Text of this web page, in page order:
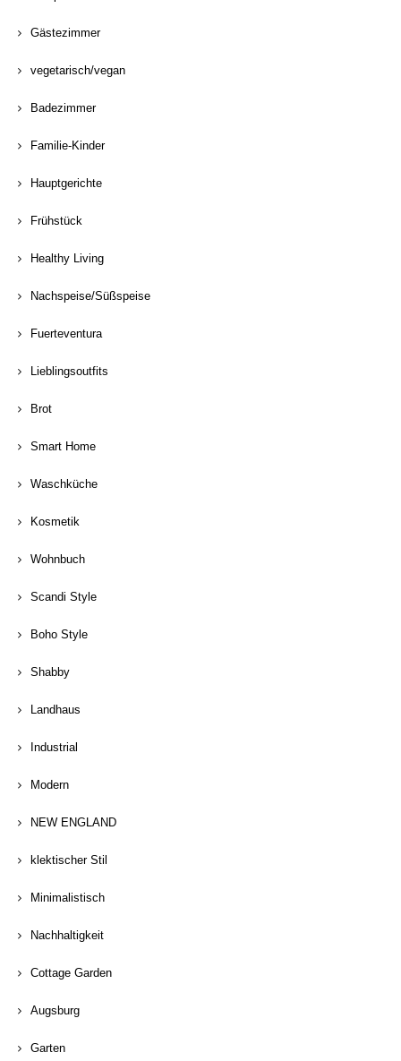
Gästezimmer
vegetarisch/vegan
Badezimmer
Familie-Kinder
Hauptgerichte
Frühstück
Healthy Living
Nachspeise/Süßspeise
Fuerteventura
Lieblingsoutfits
Brot
Smart Home
Waschküche
Kosmetik
Wohnbuch
Scandi Style
Boho Style
Shabby
Landhaus
Industrial
Modern
NEW ENGLAND
klektischer Stil
Minimalistisch
Nachhaltigkeit
Cottage Garden
Augsburg
Garten